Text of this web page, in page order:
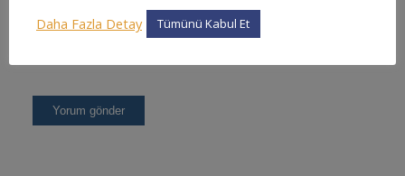
Daha Fazla Detay
Tümünü Kabul Et